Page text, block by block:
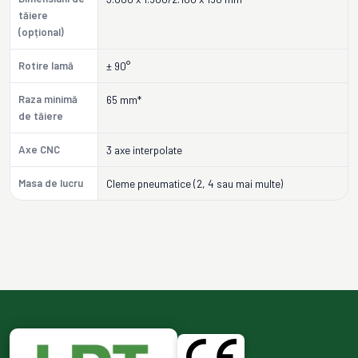
tăiere
(opțional)
Rotire lamă ± 90°
Raza minimă
de tăiere
65 mm*
Axe CNC 3 axe interpolate
Masa de lucru Cleme pneumatice (2, 4 sau mai multe)